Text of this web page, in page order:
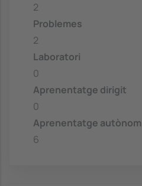
2
Problemes
2
Laboratori
0
Aprenentatge dirigit
0
Aprenentatge autònom
6